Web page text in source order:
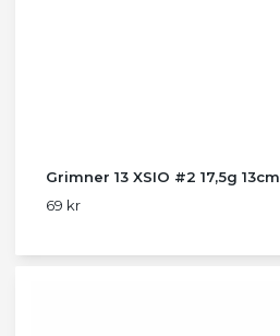
Grimner 13 XSIO #2 17,5g 13cm
69 kr